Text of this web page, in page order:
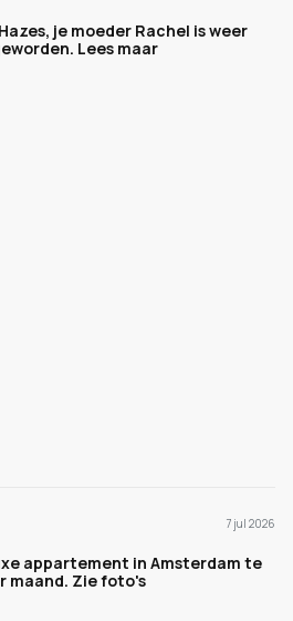
je moeder Rachel is weer
Lees maar
7 jul 2026
appartement in Amsterdam te
maand. Zie foto's